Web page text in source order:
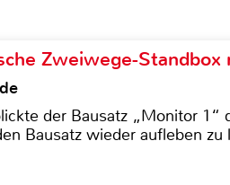
Zweiwege-
der Bausatz „Monitor 1“
Bausatz wieder aufleben zu